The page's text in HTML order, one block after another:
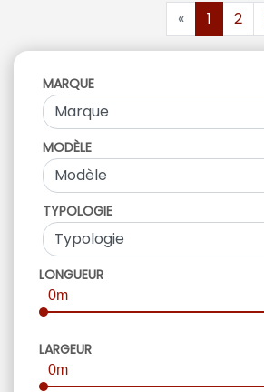
« 1 2
MARQUE
MODÈLE
TYPOLOGIE
LONGUEUR
0m
LARGEUR
0m